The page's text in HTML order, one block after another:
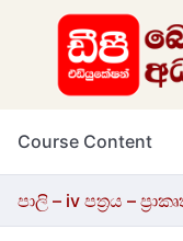
Course Content
පාලි – iv පත්‍රය –